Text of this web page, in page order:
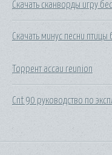
Скачать сканворды игру
Скачать минус песни птицы
Торрент ассаи reunion
Cnt 90 руководство по